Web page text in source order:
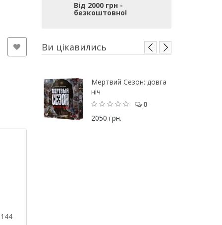
Від 2000 грн -
безкоштовно!
Ви цікавились
Мертвий Сезон: довга
ніч
0
2050 грн.